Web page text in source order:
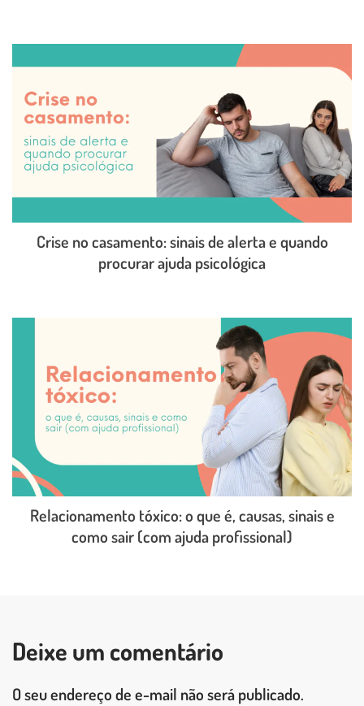
Crise no casamento: sinais de alerta e quando
procurar ajuda psicológica
Relacionamento tóxico: o que é, causas, sinais e
como sair (com ajuda profissional)
Deixe um comentário
O seu endereço de e-mail não será publicado.